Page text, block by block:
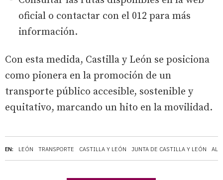
EN: LEÓN TRANSPORTE CASTILLA Y LEÓN JUNTA DE CASTILLA Y LEÓN
oficial o contactar con el 012 para más
información.
Con esta medida, Castilla y León se posiciona
como pionera en la promoción de un
transporte público accesible, sostenible y
equitativo, marcando un hito en la movilidad.